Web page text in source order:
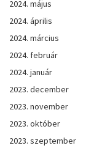
2024. május
2024. április
2024. március
2024. február
2024. január
2023. december
2023. november
2023. október
2023. szeptember